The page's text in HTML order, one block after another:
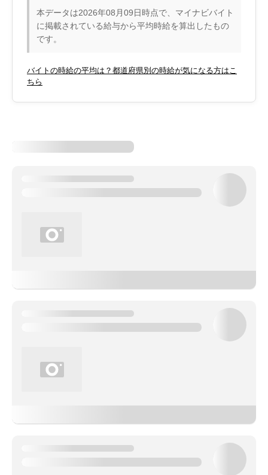
本データは2026年08月09日時点で、マイナビバイト
に掲載されている給与から平均時給を算出したもの
です。
バイトの時給の平均は？都道府県別の時給が気になる方はこ
ちら